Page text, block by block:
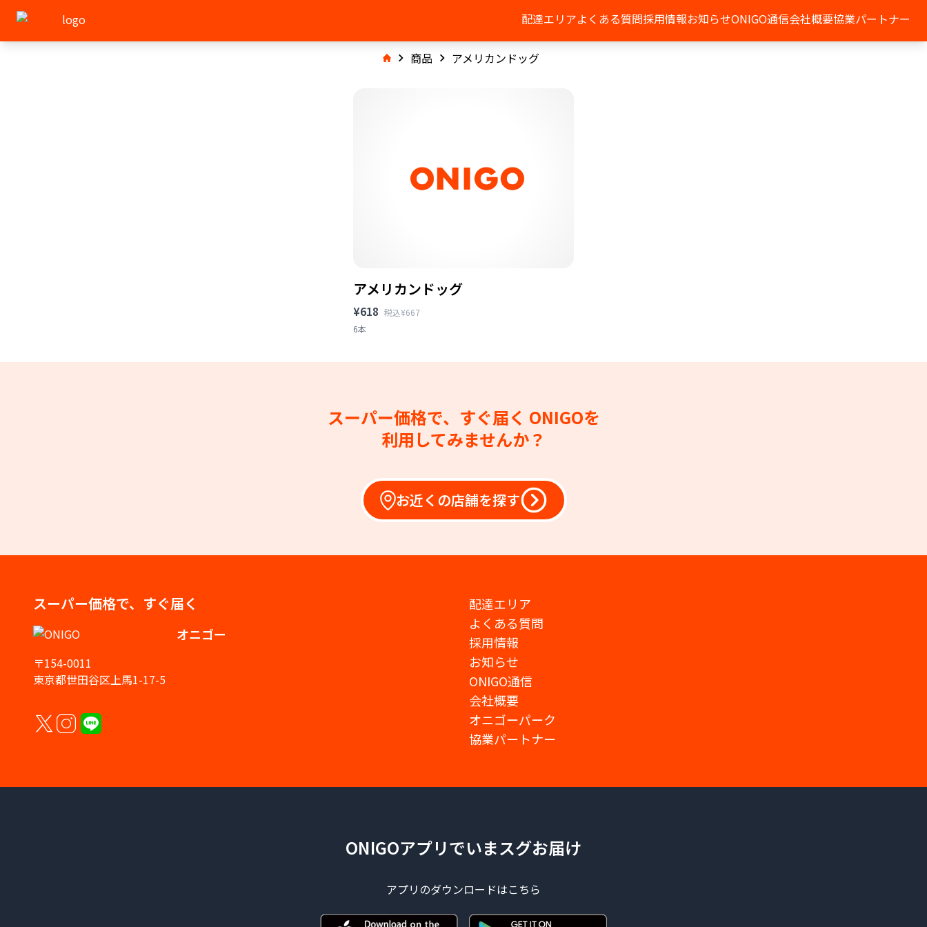
配達エリアよくある質問採用情報お知らせONIGO通信会社概要協業パートナー
商品 アメリカンドッグ
アメリカンドッグ
¥618 税込¥667
6本
スーパー価格で、すぐ届く ONIGOを
利用してみませんか？
お近くの店舗を探す
スーパー価格で、すぐ届く
オニゴー
〒154-0011
東京都世田谷区上馬1-17-5
配達エリア
よくある質問
採用情報
お知らせ
ONIGO通信
会社概要
オニゴーパーク
協業パートナー
ONIGOアプリでいまスグお届け
アプリのダウンロードはこちら